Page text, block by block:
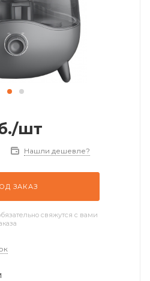
/шт
Нашли дешевле?
ЗАКАЗ
свяжутся с вами